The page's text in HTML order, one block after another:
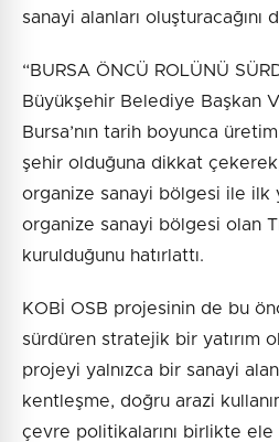
sanayi alanları oluşturacağını
“BURSA ÖNCÜ ROLÜNÜ
Büyükşehir Belediye Başkan
Bursa’nın tarih boyunca
şehir olduğuna dikkat
organize sanayi bölgesi ile ilk
organize sanayi bölgesi olan
kurulduğunu hatırlattı.
KOBİ OSB projesinin de bu
sürdüren stratejik bir yatırım
projeyi yalnızca bir sanayi
kentleşme, doğru arazi
çevre politikalarını birlikte ele